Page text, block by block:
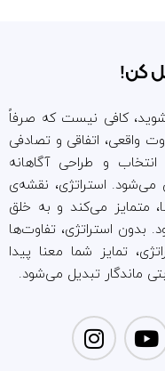
کن!
شوید، کافی نیست که صرفاً
واقعی، اتفاقی و تصادفی
و طراحی آگاهانه
می‌شود. استراتژی، نقشه‌ی
متمایز می‌کند و به خلق
بدون استراتژی، تفاوت‌ها
تمایز شما معنا پیدا
ماندگار تبدیل می‌شود.